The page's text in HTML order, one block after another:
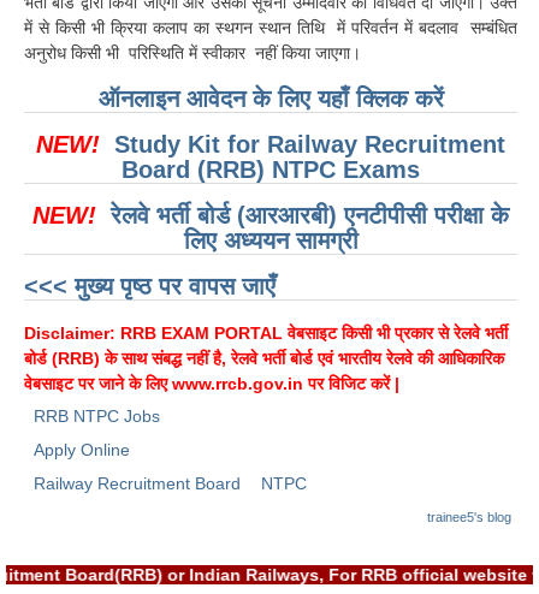
RRB Current Affairs PDF
ALP Study Notes
ALP Study Notes (हिन्दी HINDI)
ALP Model Questions
ALP Notification
Psychological Tests
RRB NTPC
RRB NTPC PAPERS
में से किसी भी क्रिया कलाप का स्थगन स्थान तिथि में परिवर्तन में बदलाव सम्बंधित
अनुरोध किसी भी परिस्थिति में स्वीकार नहीं किया जाएगा।
ऑनलाइन आवेदन के लिए यहाँ क्लिक करें
NEW! Study Kit for Railway Recruitment
Board (RRB) NTPC Exams
NEW! रेलवे भर्ती बोर्ड (आरआरबी) एनटीपीसी परीक्षा के
लिए अध्ययन सामग्री
<<< मुख्य पृष्ठ पर वापस जाएँ
Disclaimer: RRB EXAM PORTAL वेबसाइट किसी भी प्रकार से रेलवे भर्ती
बोर्ड (RRB) के साथ संबद्ध नहीं है, रेलवे भर्ती बोर्ड एवं भारतीय रेलवे की आधिकारिक
वेबसाइट पर जाने के लिएwww.rrcb.gov.in पर विजिट करें |
RRB NTPC Jobs
Apply Online
Railway Recruitment Board
NTPC
trainee5's blog
Board(RRB) or Indian Railways, For RRB official